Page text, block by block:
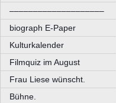
––––––––––––––––––––
biograph E-Paper
Kulturkalender
Filmquiz im August
Frau Liese wünscht.
Bühne.